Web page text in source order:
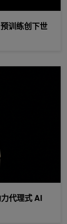
训练创下世
代理式 AI